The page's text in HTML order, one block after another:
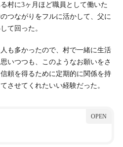
村に3ヶ月ほど職員として働いた
つながりをフルに活かして、父に
て回った。
も多かったので、村で一緒に生活
いつつも、このようなお願いをさ
頼を得るために定期的に関係を持
させてくれたいい経験だった。